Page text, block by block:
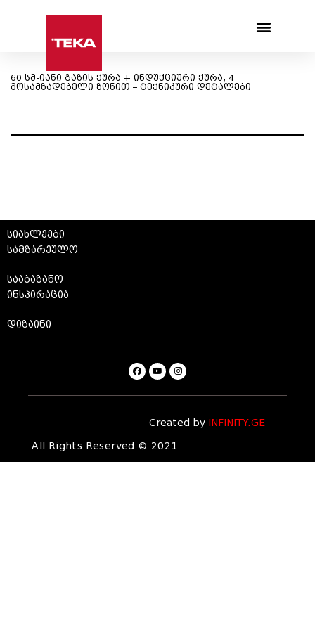
60 სმ-იანი გაზის ქურა + ინდუქციური ქურა, 4
მოსამზადებელი ზონით – ტექნიკური დეტალები
სიახლეები
სამზარეულო
სააბაზანო
ინსპირაცია
დიზაინი
Created by INFINITY.GE
All Rights Reserved © 2021